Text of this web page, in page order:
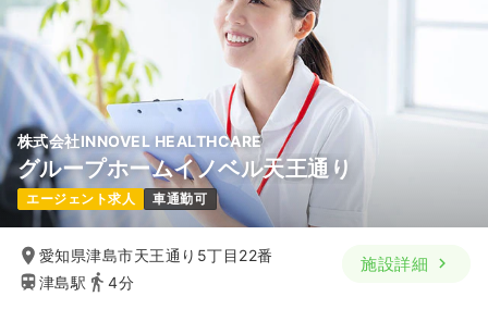
株式会社INNOVEL HEALTHCARE
グループホームイノベル天王通り
エージェント求人 車通勤可
愛知県津島市天王通り5丁目22番
津島駅
4分
施設詳細